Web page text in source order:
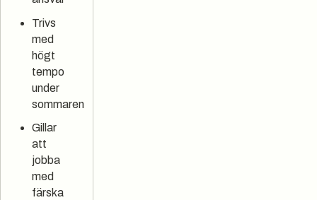
Trivs
med
högt
tempo
under
sommaren
Gillar
att
jobba
med
färska